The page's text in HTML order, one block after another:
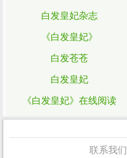
白发皇妃杂志
《白发皇妃》
白发苍苍
白发皇妃
《白发皇妃》在线阅读
《白发皇妃》杂志
联系我们